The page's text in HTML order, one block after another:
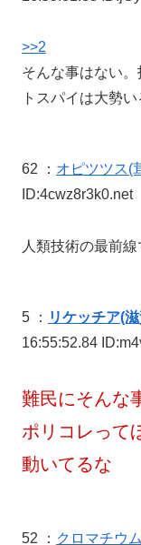
>>2
そんな事はない
トスパイは大勢い
62 ： オピツツス(
ID:4cwz8r3k0.net
人類技術の最前
5 ： リケッチア(
16:55:52.84
難民にそんな
ポリコレって
動いてるな
52 ： クロマチウム